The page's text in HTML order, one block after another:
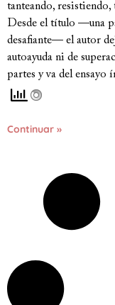
tanteando, resistiendo,
Desde el título —una
desafiante— el autor
autoayuda ni de
partes y va del ensayo
Continuar »